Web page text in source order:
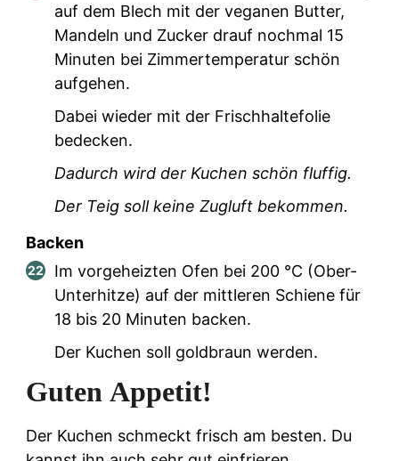
auf dem Blech mit der veganen Butter,
Mandeln und Zucker drauf nochmal 15
Minuten bei Zimmertemperatur schön
aufgehen.
Dabei wieder mit der Frischhaltefolie
bedecken.
Dadurch wird der Kuchen schön fluffig.
Der Teig soll keine Zugluft bekommen.
Backen
Im vorgeheizten Ofen bei 200 °C (Ober-
Unterhitze) auf der mittleren Schiene für
18 bis 20 Minuten backen.
Der Kuchen soll goldbraun werden.
Guten Appetit!
Der Kuchen schmeckt frisch am besten. Du